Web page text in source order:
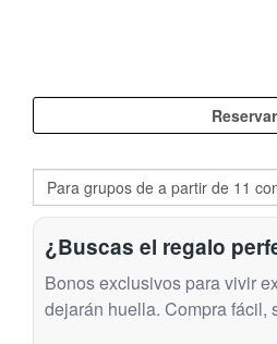
¿Buscas el regalo
Bonos exclusivos para vivir
dejarán huella. Compra fácil,